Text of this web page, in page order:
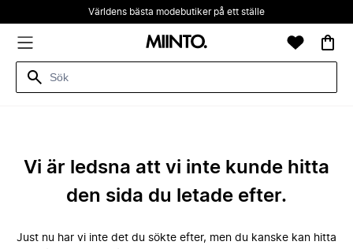
Världens bästa modebutiker på ett ställe
Vi är ledsna att vi inte kunde hitta
den sida du letade efter.
Just nu har vi inte det du sökte efter, men du kanske kan hitta